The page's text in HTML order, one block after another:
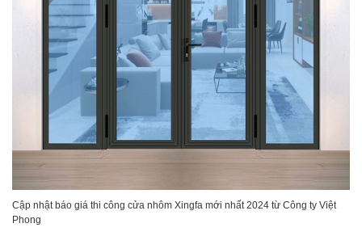
Cập nhật báo giá thi công cửa nhôm Xingfa mới nhất 2024 từ Công ty Việt
Phong